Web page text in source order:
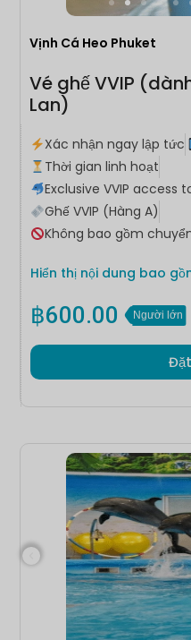
Vịnh Cá Heo Phuket
Vé ghế VVIP
Lan)
Xác nhận ngay lập tức
Thời gian linh hoạt
Exclusive VVIP access
Ghế VVIP (Hàng A)
Không bao gồm
Hiển thị nội dung bao
฿600.00 Người lớn